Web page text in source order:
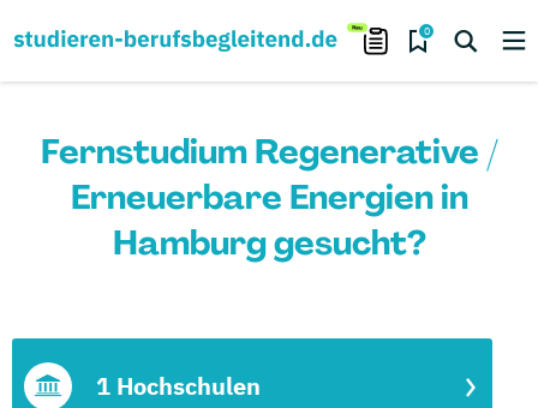
0
Fernstudium Regenerative /
Erneuerbare Energien in
Hamburg gesucht?
1 Hochschulen